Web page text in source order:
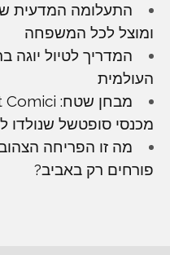
התעלומה המדעית
ומוצל לכל המשפחה
המדריך לטיול יוגה
העולמית
מכנסי סופטשל שנולדו
מה זו הפריחה
פורחים רק באביב?